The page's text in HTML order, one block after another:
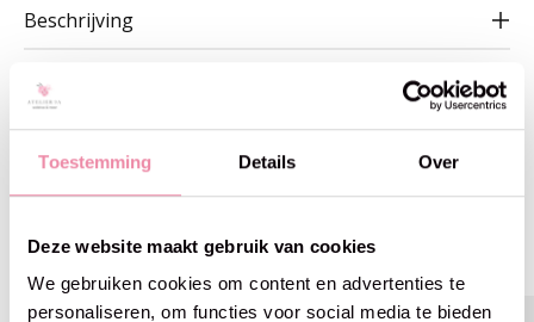
Toestemming Details Over
Deze website maakt gebruik van cookies
We gebruiken cookies om content en advertenties te
personaliseren, om functies voor social media te bieden
Beschrijving
Gerelateerde producten
Carousel items